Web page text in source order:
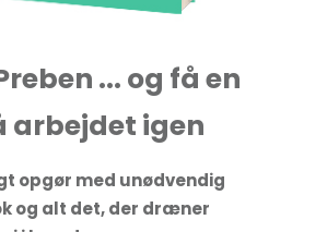
... og få en
arbejdet igen
opgør med unødvendig
og alt det, der dræner